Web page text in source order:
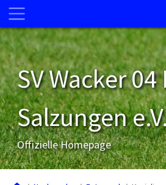
SV Wacker 04
Salzungen
Offizielle Homepage